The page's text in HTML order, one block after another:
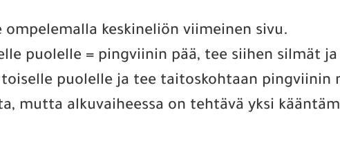
ompelemalla keskineliön viimeinen sivu.
puolelle = pingviinin pää, tee siihen silmät
puolelle ja tee taitoskohtaan pingviinin
mutta alkuvaiheessa on tehtävä yksi